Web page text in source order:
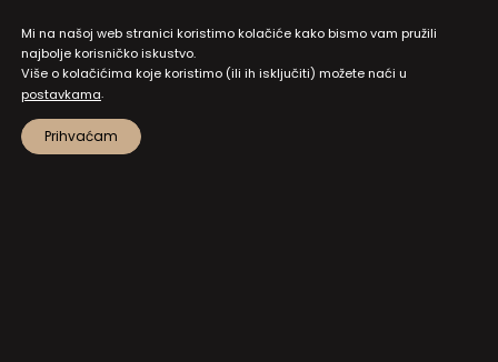
Mi na našoj web stranici koristimo kolačiće kako bismo vam pružili
najbolje korisničko iskustvo.
Više o kolačićima koje koristimo (ili ih isključiti) možete naći u
postavkama.
Prihvaćam